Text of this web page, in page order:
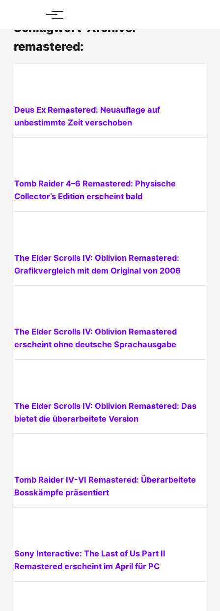
content
Schlagwort-Archive:
remastered:
Deus Ex Remastered: Neuauflage auf
unbestimmte Zeit verschoben
Tomb Raider 4–6 Remastered: Physische
Collector’s Edition erscheint bald
The Elder Scrolls IV: Oblivion Remastered:
Grafikvergleich mit dem Original von 2006
The Elder Scrolls IV: Oblivion Remastered
erscheint ohne deutsche Sprachausgabe
The Elder Scrolls IV: Oblivion Remastered: Das
bietet die überarbeitete Version
Tomb Raider IV-VI Remastered: Überarbeitete
Bosskämpfe präsentiert
Sony Interactive: The Last of Us Part II
Remastered erscheint im April für PC